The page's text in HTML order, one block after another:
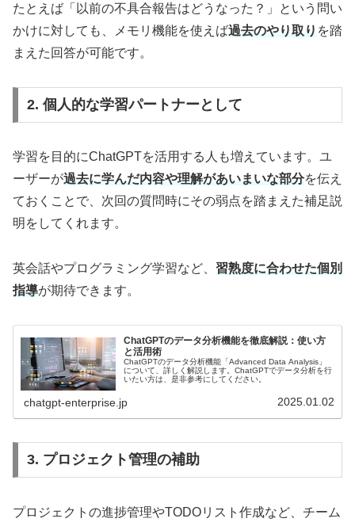
たとえば「以前の不具合報告はどうなった？」という問い
かけに対しても、メモリ機能を使えば過去のやり取り を踏
まえた回答が可能です。
2. 個人的な学習パートナーとして
学習を目的にChatGPTを活用する人も増えています。ユ
ーザーが過去に学んだ内容や理解があいまいな部分を伝え
ておくことで、次回の質問時にその弱点を踏まえた補足説
明をしてくれます。
英会話やプログラミング学習など、 習熟度に合わせた個別
指導が期待できます。
ChatGPTのデータ分析機能を徹底解説：使い方
と活用術
ChatGPTのデータ分析機能「Advanced Data Analysis」
について、詳しく解説します。ChatGPTでデータ分析を行
いたい方は、是非参考にしてください。
chatgpt-enterprise.jp 2025.01.02
3. プロジェクト管理の補助
プロジェクトの進捗管理やTODOリスト作成など、チーム